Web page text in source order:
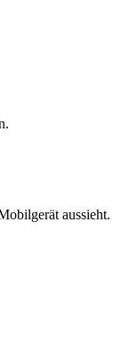
aussieht.